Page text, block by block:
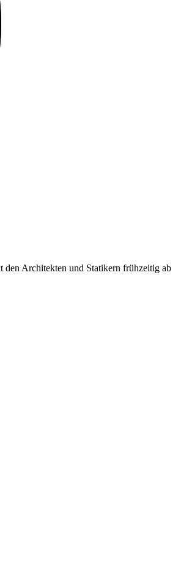
den Architekten und Statikern frühzeitig ab